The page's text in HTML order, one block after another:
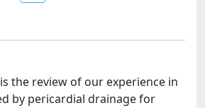
the review of our experience in
by pericardial drainage for